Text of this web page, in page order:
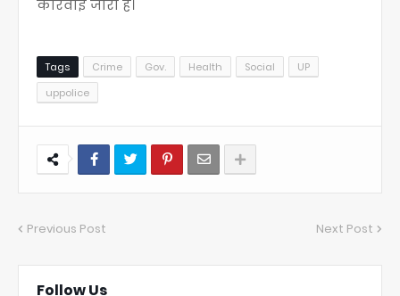
कार्रवाई जारी हैं।
Tags Crime Gov. Health Social
UP
uppolice
Previous Post Next Post
Follow Us